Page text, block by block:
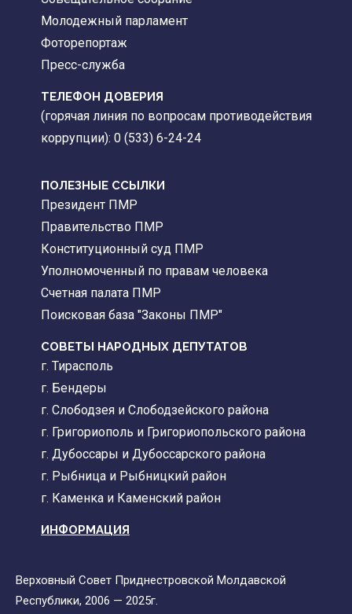
Молодежный парламент
Фоторепортаж
Пресс-служба
ТЕЛЕФОН ДОВЕРИЯ
(горячая линия по вопросам противодействия
коррупции): 0 (533) 6-24-24
ПОЛЕЗНЫЕ ССЫЛКИ
Президент ПМР
Правительство ПМР
Конституционный суд ПМР
Уполномоченный по правам человека
Счетная палата ПМР
Поисковая база "Законы ПМР"
СОВЕТЫ НАРОДНЫХ ДЕПУТАТОВ
г. Тирасполь
г. Бендеры
г. Слободзея и Слободзейского района
г. Григориополь и Григориопольского района
г. Дубоссары и Дубоссарского района
г. Рыбница и Рыбницкий район
г. Каменка и Каменский район
ИНФОРМАЦИЯ
Верховный Совет Приднестровской Молдавской
Республики, 2006 — 2025г.